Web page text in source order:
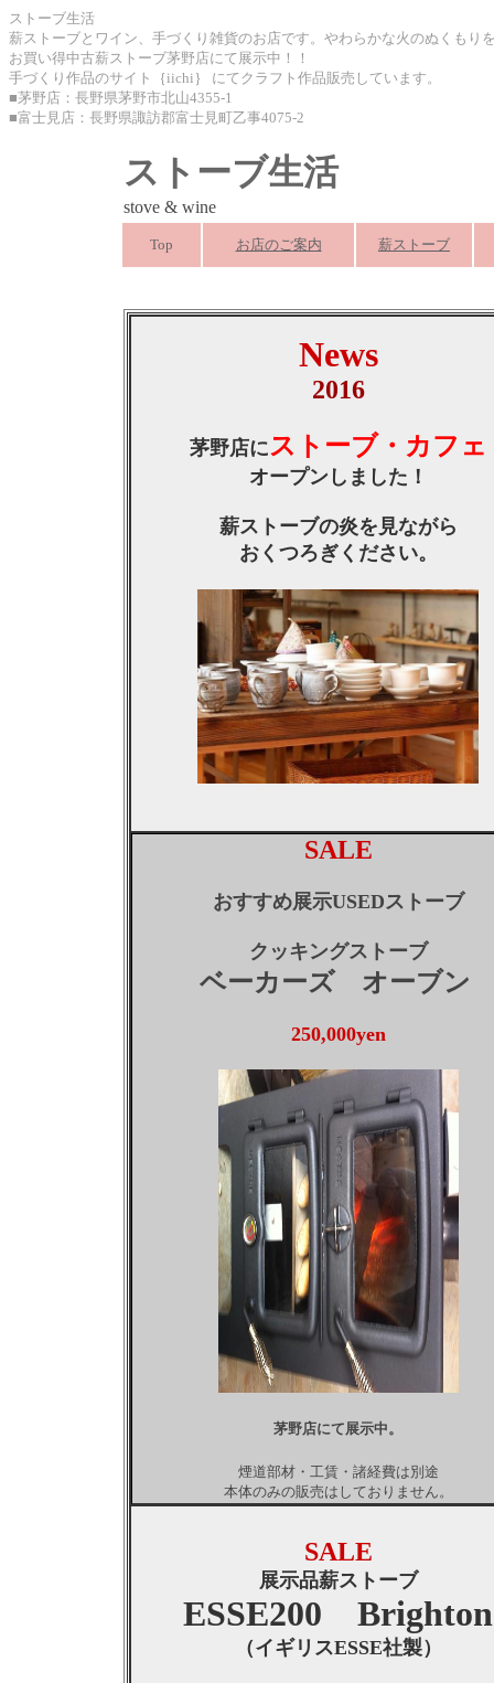
ストーブ生活
薪ストーブとワイン、手づくり雑貨のお店です。やわらかな火のぬくもり
お買い得中古薪ストーブ茅野店にて展示中！！
手づくり作品のサイト｛iichi｝ にてクラフト作品販売しています。
■茅野店：長野県茅野市北山4355-1
■富士見店：長野県諏訪郡富士見町乙事4075-2
ストーブ生活
stove & wine
Top お店のご案内 薪ストーブ
News
2016
茅野店にストーブ・カフェ
オープンしました！
薪ストーブの炎を見ながら
おくつろぎください。
SALE
おすすめ展示USEDストーブ
クッキングストーブ
ベーカーズ オーブン
250,000yen
茅野店にて展示中。
煙道部材・工賃・諸経費は別途
本体のみの販売はしておりません。
SALE
展示品薪ストーブ
ESSE200 Brighton
（イギリスESSE社製）